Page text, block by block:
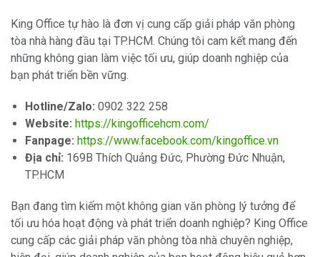
King Office tự hào là đơn vị cung cấp giải pháp văn phòng
tòa nhà hàng đầu tại TP.HCM. Chúng tôi cam kết mang đến
những không gian làm việc tối ưu, giúp doanh nghiệp của
bạn phát triển bền vững.
Hotline/Zalo: 0902 322 258
Website: https://kingofficehcm.com/
Fanpage: https://www.facebook.com/kingoffice.vn
Địa chỉ: 169B Thích Quảng Đức, Phường Đức Nhuận,
TP.HCM
Bạn đang tìm kiếm một không gian văn phòng lý tưởng để
tối ưu hóa hoạt động và phát triển doanh nghiệp? King Office
cung cấp các giải pháp văn phòng tòa nhà chuyên nghiệp,